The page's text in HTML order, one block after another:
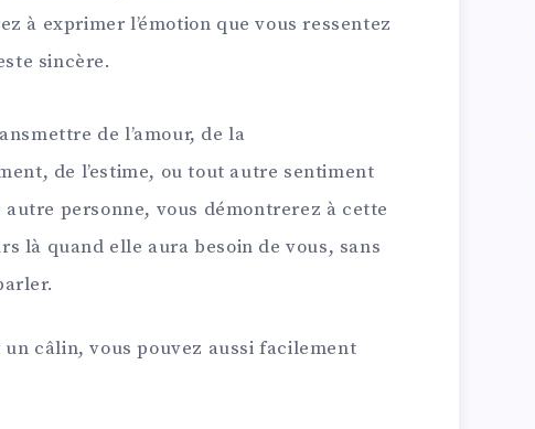
à exprimer l’émotion que vous ressentez
sincère.
de l’amour, de la
de l’estime, ou tout autre sentiment
personne, vous démontrerez à cette
là quand elle aura besoin de vous, sans
un câlin, vous pouvez aussi facilement